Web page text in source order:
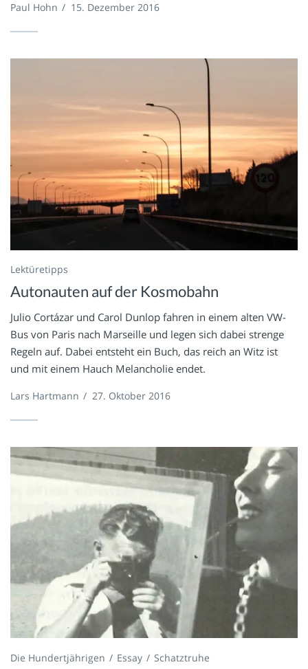
Paul Hohn / 15. Dezember 2016
Lektüretipps
Autonauten auf der Kosmobahn
Julio Cortázar und Carol Dunlop fahren in einem alten VW-
Bus von Paris nach Marseille und legen sich dabei strenge
Regeln auf. Dabei entsteht ein Buch, das reich an Witz ist
und mit einem Hauch Melancholie endet.
Lars Hartmann / 27. Oktober 2016
Die Hundertjährigen Essay Schatztruhe